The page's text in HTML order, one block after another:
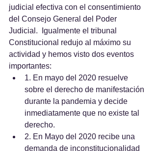
judicial efectiva con el consentimiento
del Consejo General del Poder
Judicial.  Igualmente el tribunal
Constitucional redujo al máximo su
actividad y hemos visto dos eventos
importantes:
1. En mayo del 2020 resuelve
sobre el derecho de manifestación
durante la pandemia y decide
inmediatamente que no existe tal
derecho.
2. En Mayo del 2020 recibe una
demanda de inconstitucionalidad